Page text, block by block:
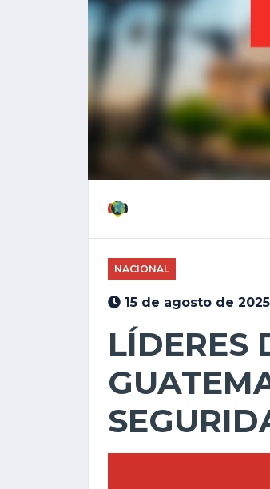
NACIONAL
15 de agosto de 2025
LÍDERES